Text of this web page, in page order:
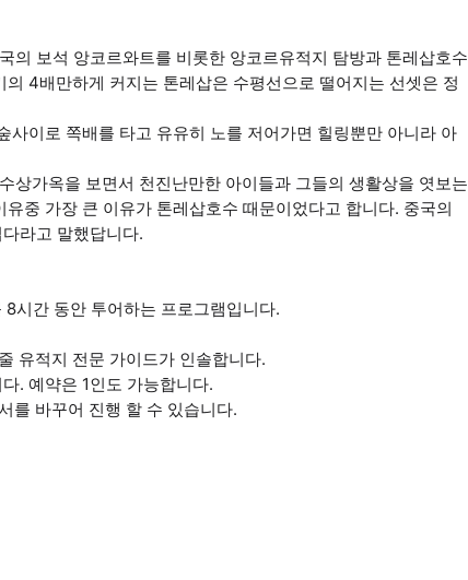
의 보석 앙코르와트를 비롯한 앙코르유적지 탐방과 톤레삽호수
4배만하게 커지는 톤레삽은 수평선으로 떨어지는 선셋은 정
이로 쪽배를 타고 유유히 노를 저어가면 힐링뿐만 아니라 아
상가옥을 보면서 천진난만한 아이들과 그들의 생활상을 엿보는
중 가장 큰 이유가 톤레삽호수 때문이었다고 합니다. 중국의
라고 말했답니다.
시간 동안 투어하는 프로그램입니다.
유적지 전문 가이드가 인솔합니다.
. 예약은 1인도 가능합니다.
를 바꾸어 진행 할 수 있습니다.